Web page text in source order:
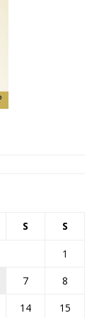
S S
1
7
8
14
15